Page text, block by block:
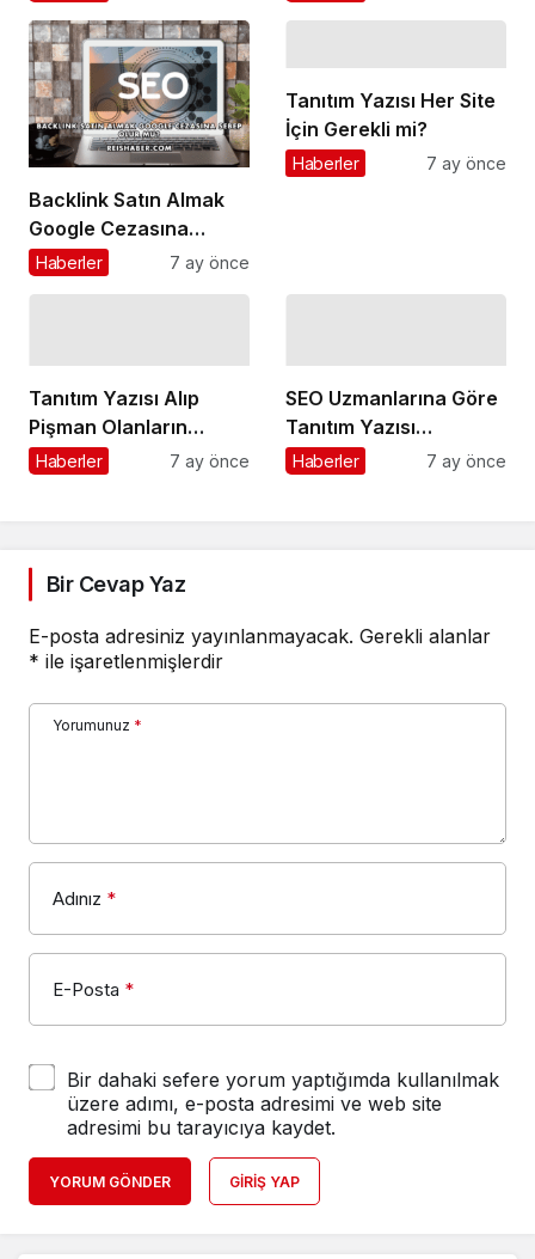
Ediyor!
Backlink Satın Almak
Google Cezasına
Sebep Olur mu?
Haberler 7 ay önce
Tanıtım Yazısı Her Site
İçin Gerekli mi?
Haberler 7 ay önce
Tanıtım Yazısı Alıp
Pişman Olanların
Yaptığı Hatalar
Haberler 7 ay önce
SEO Uzmanlarına Göre
Tanıtım Yazısı
Stratejileri
Haberler 7 ay önce
Bir Cevap Yaz
E-posta adresiniz yayınlanmayacak. Gerekli alanlar
* ile işaretlenmişlerdir
Yorumunuz *
Adınız *
E-Posta *
Bir dahaki sefere yorum yaptığımda kullanılmak
üzere adımı, e-posta adresimi ve web site
adresimi bu tarayıcıya kaydet.
YORUM GÖNDER GIRIŞ YAP